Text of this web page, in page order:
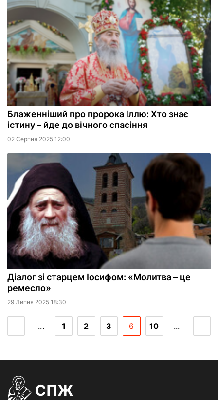
Блаженніший про пророка Іллю: Хто знає
істину – йде до вічного спасіння
02 Серпня 2025 12:00
Діалог зі старцем Іосифом: «Молитва – це
ремесло»
29 Липня 2025 18:30
... 1 2 3 6 10 ...
СПЖ